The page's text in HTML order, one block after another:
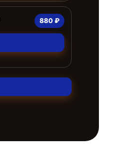
880 ₽